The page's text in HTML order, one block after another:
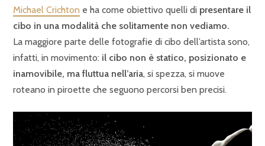
Michael Crichton e ha come obiettivo quelli di presentare il
cibo in una modalità che solitamente non vediamo.
La maggiore parte delle fotografie di cibo dell’artista sono,
infatti, in movimento: il cibo non è statico, posizionato e
inamovibile, ma fluttua nell’aria, si spezza, si muove
roteano in piroette che seguono percorsi ben precisi.